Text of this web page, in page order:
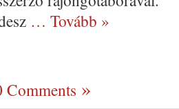
… Tovább »
Comments